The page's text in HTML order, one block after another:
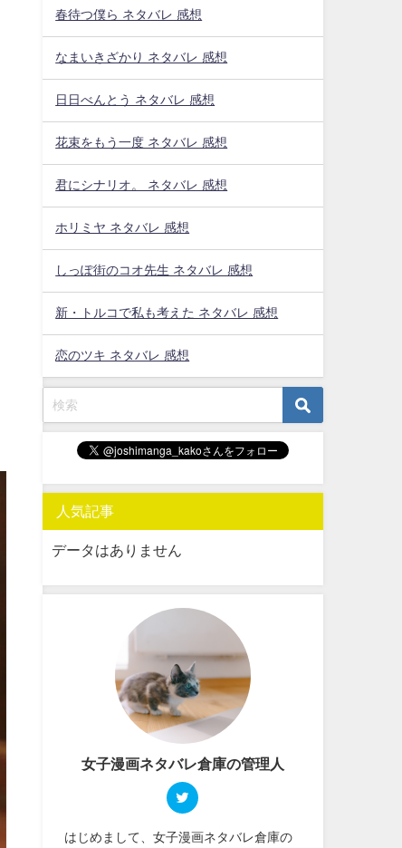
春待つ僕ら ネタバレ 感想
なまいきざかり ネタバレ 感想
日日べんとう ネタバレ 感想
花束をもう一度 ネタバレ 感想
君にシナリオ。 ネタバレ 感想
ホリミヤ ネタバレ 感想
しっぽ街のコオ先生 ネタバレ 感想
新・トルコで私も考えた ネタバレ 感想
恋のツキ ネタバレ 感想
人気記事
データはありません
女子漫画ネタバレ倉庫の管理人
はじめまして、女子漫画ネタバレ倉庫の